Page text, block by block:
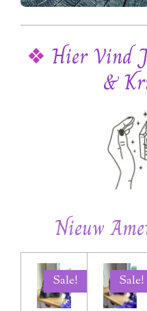
❖ Hier Vind
&
Nieuw
Sale! Sale!